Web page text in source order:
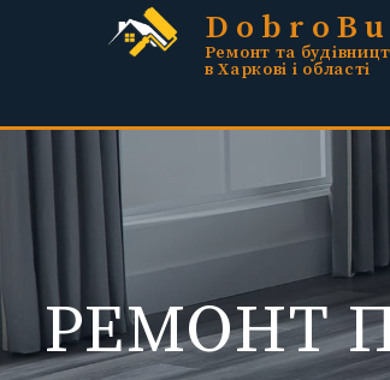
Ремонт та
в Харкові і області
РЕМОНТ